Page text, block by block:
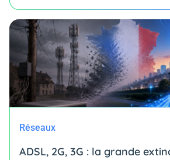
Réseaux
ADSL, 2G, 3G : la grande